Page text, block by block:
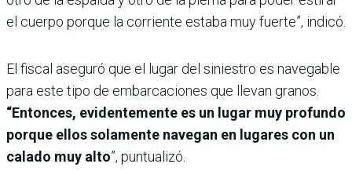
el cuerpo porque la corriente estaba muy fuerte”, indicó.
El fiscal aseguró que el lugar del siniestro es navegable
para este tipo de embarcaciones que llevan granos.
“Entonces, evidentemente es un lugar muy profundo
porque ellos solamente navegan en lugares con un
calado muy alto”, puntualizó.